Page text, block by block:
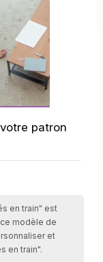
patron
en train" est
modèle de
et
en train".